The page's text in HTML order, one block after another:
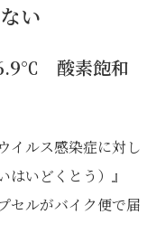
い
酸素飽和
イルス感染症に対し
いどくとう）』
セルがバイク便で届